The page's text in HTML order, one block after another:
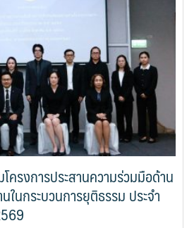
ครงการประสานความร่วมมือด้าน
นกระบวนการยุติธรรม ประจำ